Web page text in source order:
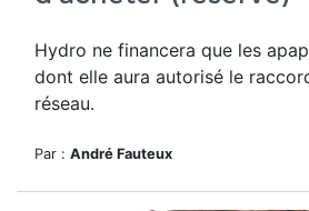
Hydro ne financera que les
dont elle aura autorisé le
réseau.
Par : André Fauteux